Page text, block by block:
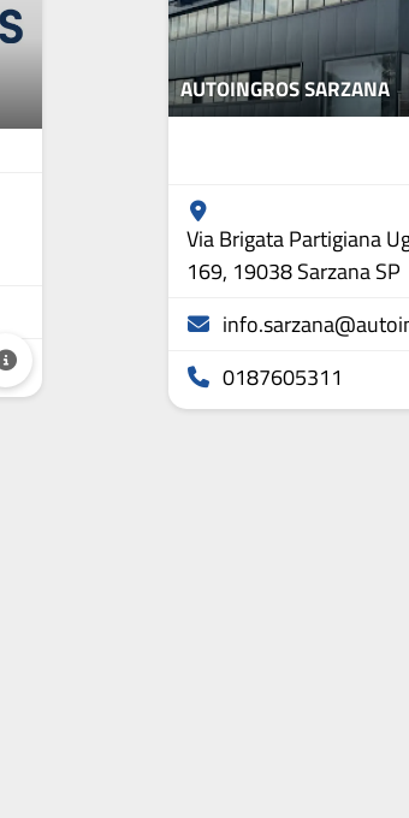
AUTOINGROS SARZANA
Via Brigata Partigiana
169, 19038 Sarzana SP
0187605311